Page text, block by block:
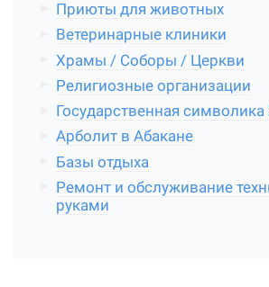
Приюты для животных
Ветеринарные клиники
Храмы / Соборы / Церкви
Религиозные организации
Государственная символика
Арболит в Абакане
Базы отдыха
Ремонт и обслуживание
руками